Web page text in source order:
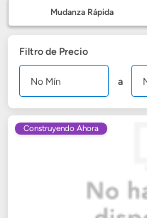
Mudanza Rápida
Filtro de Precio
a
Construyendo Ahora